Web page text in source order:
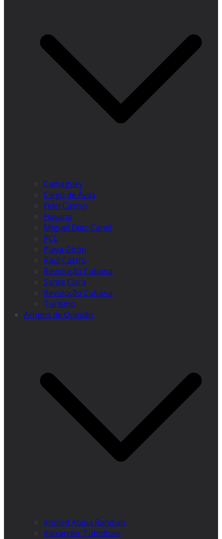
Camagüey
Ciego de Ávila
Fidel Castro
Havana
Miguel Díaz-Canel
PCC
Playa Girón
Raúl Castro
Revolução Cubana
Santa Clara
Revolução Cubana
Turismo
Artigos de Opinião
Ahmed Abdul Rahman
Alexander Tuboltsev